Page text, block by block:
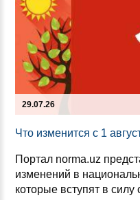
29.07.26
Что из­ме­нит­ся с 1
Портал norma.uz
изменений в
которые вступят в силу